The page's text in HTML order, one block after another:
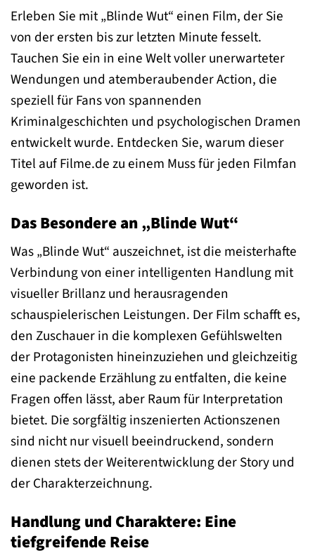
Erleben Sie mit „Blinde Wut“ einen Film, der Sie
von der ersten bis zur letzten Minute fesselt.
Tauchen Sie ein in eine Welt voller unerwarteter
Wendungen und atemberaubender Action, die
speziell für Fans von spannenden
Kriminalgeschichten und psychologischen Dramen
entwickelt wurde. Entdecken Sie, warum dieser
Titel auf Filme.de zu einem Muss für jeden Filmfan
geworden ist.
Das Besondere an „Blinde Wut“
Was „Blinde Wut“ auszeichnet, ist die meisterhafte
Verbindung von einer intelligenten Handlung mit
visueller Brillanz und herausragenden
schauspielerischen Leistungen. Der Film schafft es,
den Zuschauer in die komplexen Gefühlswelten
der Protagonisten hineinzuziehen und gleichzeitig
eine packende Erzählung zu entfalten, die keine
Fragen offen lässt, aber Raum für Interpretation
bietet. Die sorgfältig inszenierten Actionszenen
sind nicht nur visuell beeindruckend, sondern
dienen stets der Weiterentwicklung der Story und
der Charakterzeichnung.
Handlung und Charaktere: Eine
tiefgreifende Reise